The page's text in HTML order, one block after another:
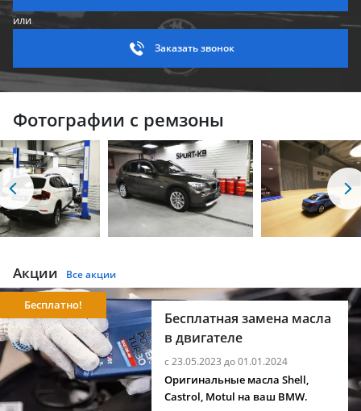
или
Заказать звонок
Фотографии с ремзоны
Акции Все акции
Бесплатная замена масла
в двигателе
с 23.05.2023 до 01.01.2024
Бесплатно!
Оригинальные масла Shell,
Castrol, Motul на ваш BMW.